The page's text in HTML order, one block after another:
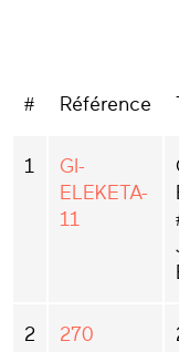
# Référence
1
GI-
ELEKETA-
11
2 270